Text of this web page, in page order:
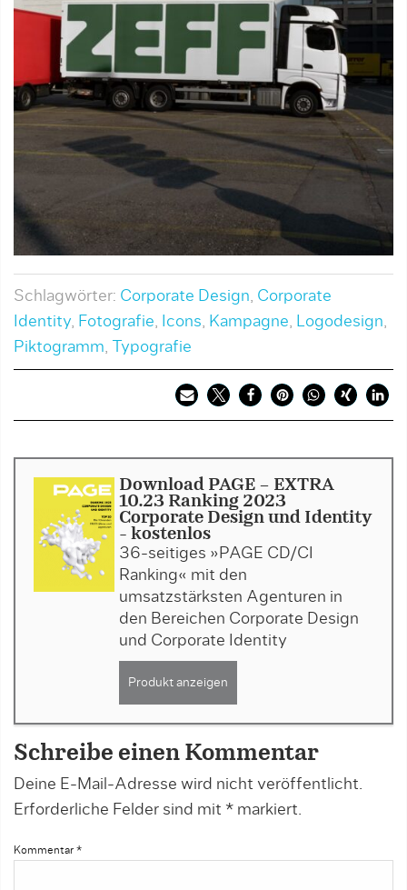
Schlagwörter: Corporate Design, Corporate
Identity, Fotografie, Icons, Kampagne, Logodesign,
Piktogramm, Typografie
Download PAGE - EXTRA
10.23 Ranking 2023
Corporate Design und Identity
- kostenlos
36-seitiges »PAGE CD/CI
Ranking« mit den
umsatzstärksten Agenturen in
den Bereichen Corporate Design
und Corporate Identity
Produkt anzeigen
Schreibe einen Kommentar
Deine E-Mail-Adresse wird nicht veröffentlicht.
Erforderliche Felder sind mit * markiert.
Kommentar *